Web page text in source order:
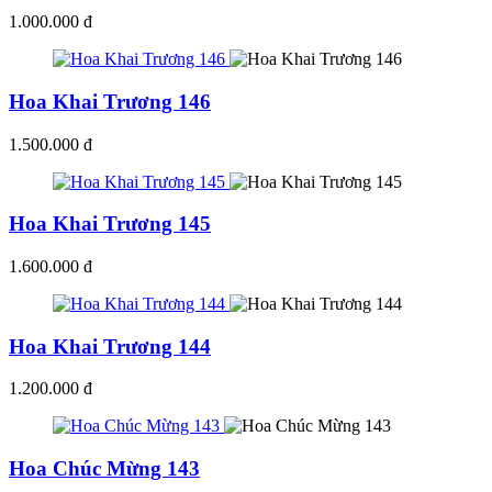
1.000.000 đ
Hoa Khai Trương 146
1.500.000 đ
Hoa Khai Trương 145
1.600.000 đ
Hoa Khai Trương 144
1.200.000 đ
Hoa Chúc Mừng 143